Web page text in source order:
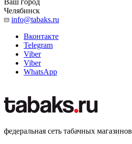
Ваш город
Челябинск
info@tabaks.ru
Вконтакте
Telegram
Viber
Viber
WhatsApp
федеральная сеть табачных магазинов